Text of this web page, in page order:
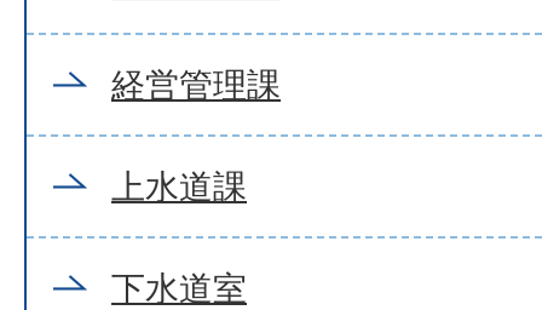
経営管理課
上水道課
下水道室